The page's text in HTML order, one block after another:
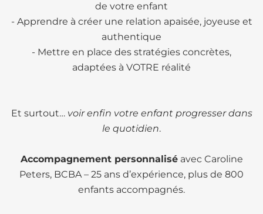
de votre enfant
- Apprendre à créer une relation apaisée, joyeuse et
authentique
- Mettre en place des stratégies concrètes,
adaptées à VOTRE réalité
Et surtout… voir enfin votre enfant progresser dans
le quotidien.
Accompagnement personnaliséavec Caroline
Peters, BCBA – 25 ans d’expérience, plus de 800
enfants accompagnés.